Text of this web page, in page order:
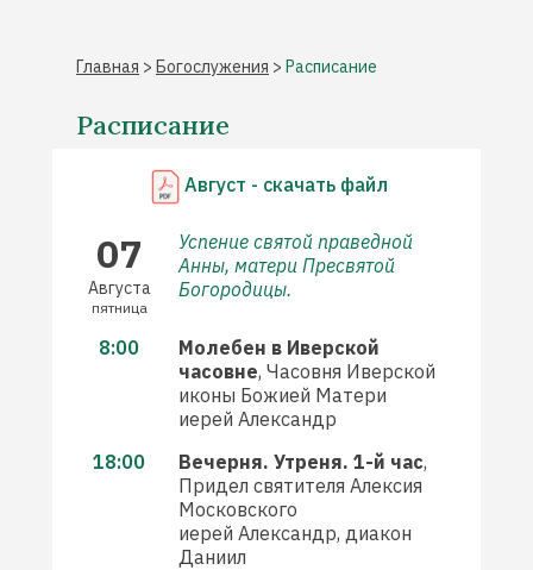
Главная > Богослужения > Расписание
Расписание
Август - скачать файл
07
Августа
пятница
Успение святой праведной
Анны, матери Пресвятой
Богородицы.
8:00
Молебен в Иверской
часовне, Часовня Иверской
иконы Божией Матери
иерей Александр
18:00
Вечерня. Утреня. 1-й час,
Придел святителя Алексия
Московского
иерей Александр, диакон
Даниил